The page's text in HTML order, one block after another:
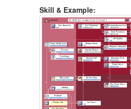
Skill & Example: